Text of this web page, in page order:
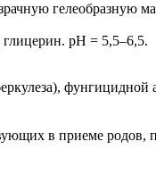
pH = 5,5–6,5.
в приеме родов,